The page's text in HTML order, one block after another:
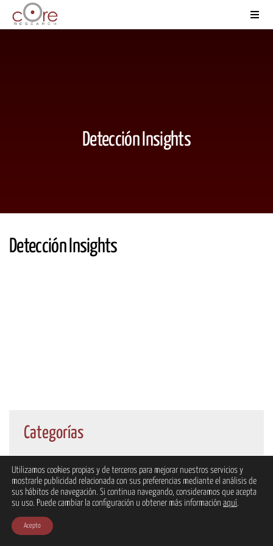
Detección Insights
Detección Insights
Categorías
Utilizamos cookies propias y de terceros para mejorar nuestros servicios y
mostrarle publicidad relacionada con sus preferencias mediante el análisis de
sus hábitos de navegación. Si continua navegando, consideramos que acepta
su uso. Puede cambiar la configuración u obtener más información aquí.
Acepto